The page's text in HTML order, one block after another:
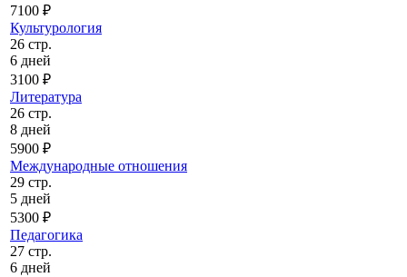
7100 ₽
Культурология
26 стр.
6 дней
3100 ₽
Литература
26 стр.
8 дней
5900 ₽
Международные отношения
29 стр.
5 дней
5300 ₽
Педагогика
27 стр.
6 дней